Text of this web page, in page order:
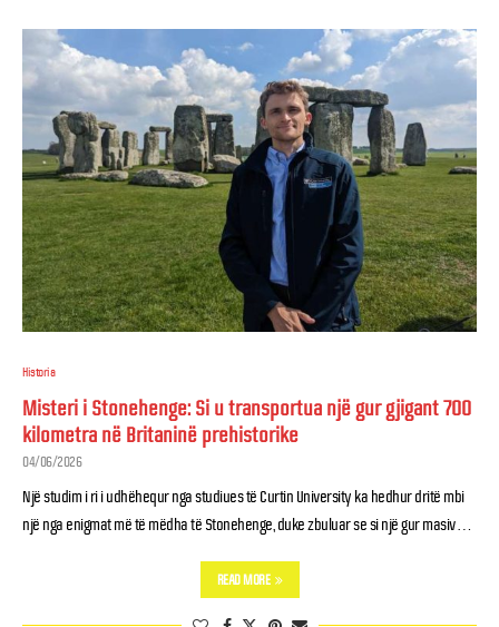
Historia
Misteri i Stonehenge: Si u transportua një gur gjigant 700
kilometra në Britaninë prehistorike
04/06/2026
Një studim i ri i udhëhequr nga studiues të Curtin University ka hedhur dritë mbi
një nga enigmat më të mëdha të Stonehenge, duke zbuluar se si një gur masiv …
READ MORE